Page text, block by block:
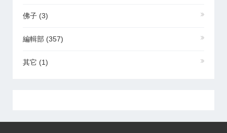
佛子 (3)
編輯部 (357)
其它 (1)